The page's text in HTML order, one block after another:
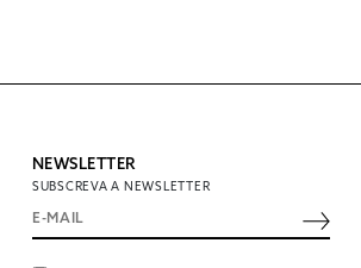
NEWSLETTER
SUBSCREVA A NEWSLETTER